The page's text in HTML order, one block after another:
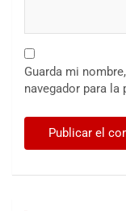
Guarda mi
navegador para la